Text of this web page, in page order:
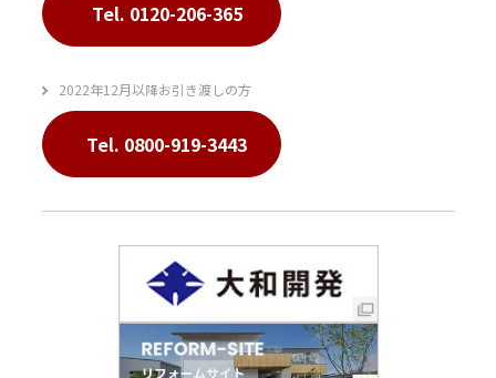
Tel. 0120-206-365
2022年12月以降お引き渡しの方
Tel. 0800-919-3443